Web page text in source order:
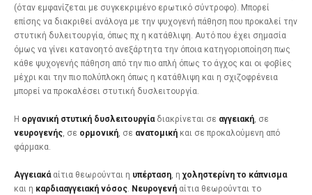
(όταν εμφανίζεται με συγκεκριμένο ερωτικό σύντροφο). Μπορεί
επίσης να διακριθεί ανάλογα με την ψυχογενή πάθηση που προκαλεί την
στυτική δυλειτουργία, όπως πχ η κατάθλιψη. Αυτό που έχει σημασία
όμως να γίνει κατανοητό ανεξάρτητα την όποια κατηγοριοποίηση πως
κάθε ψυχογενής πάθηση από την πιο απλή όπως το άγχος και οι φοβίες
μέχρι και την πιο πολύπλοκη όπως η κατάθλιψη και η σχιζοφρένεια
μπορεί να προκαλέσει στυτική δυσλειτουργία.
Η οργανική στυτική δυσλειτουργίαδιακρίνεται σε αγγειακή, σε
νευρογενής, σε ορμονική, σε ανατομική και σε προκαλούμενη από
φάρμακα.
Αγγειακάαίτια θεωρούνται η υπέρταση, ηχοληστερίνη το κάπνισμα
και η καρδιααγγειακή νόσος. Νευρογενή αίτια θεωρούνται το